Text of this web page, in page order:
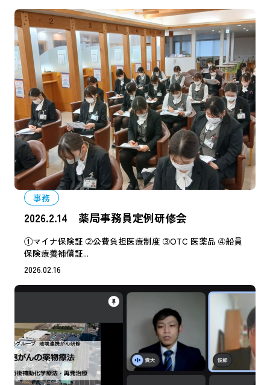
事務
2026.2.14 薬局事務員定例研修会
①マイナ保険証 ➁公費負担医療制度 ➂OTC 医薬品 ➃船員
保険療養補償証...
2026.02.16